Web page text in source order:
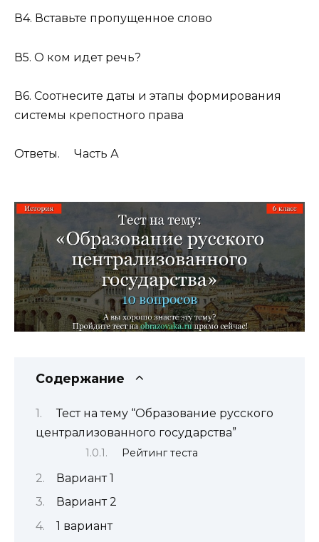
В4. Вставьте пропущенное слово
В5. О ком идет речь?
В6. Соотнесите даты и этапы формирования
системы крепостного права
Ответы. Часть А
Содержание
Тест на тему “Образование русского
централизованного государства”
Рейтинг теста
Вариант 1
Вариант 2
1 вариант